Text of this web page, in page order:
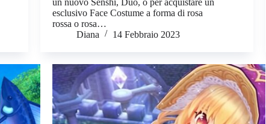
un nuovo Senshi, Duo, o per acquistare un
esclusivo Face Costume a forma di rosa
rossa o rosa…
Diana
14 Febbraio 2023